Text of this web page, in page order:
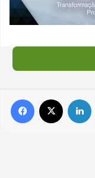
Facebook